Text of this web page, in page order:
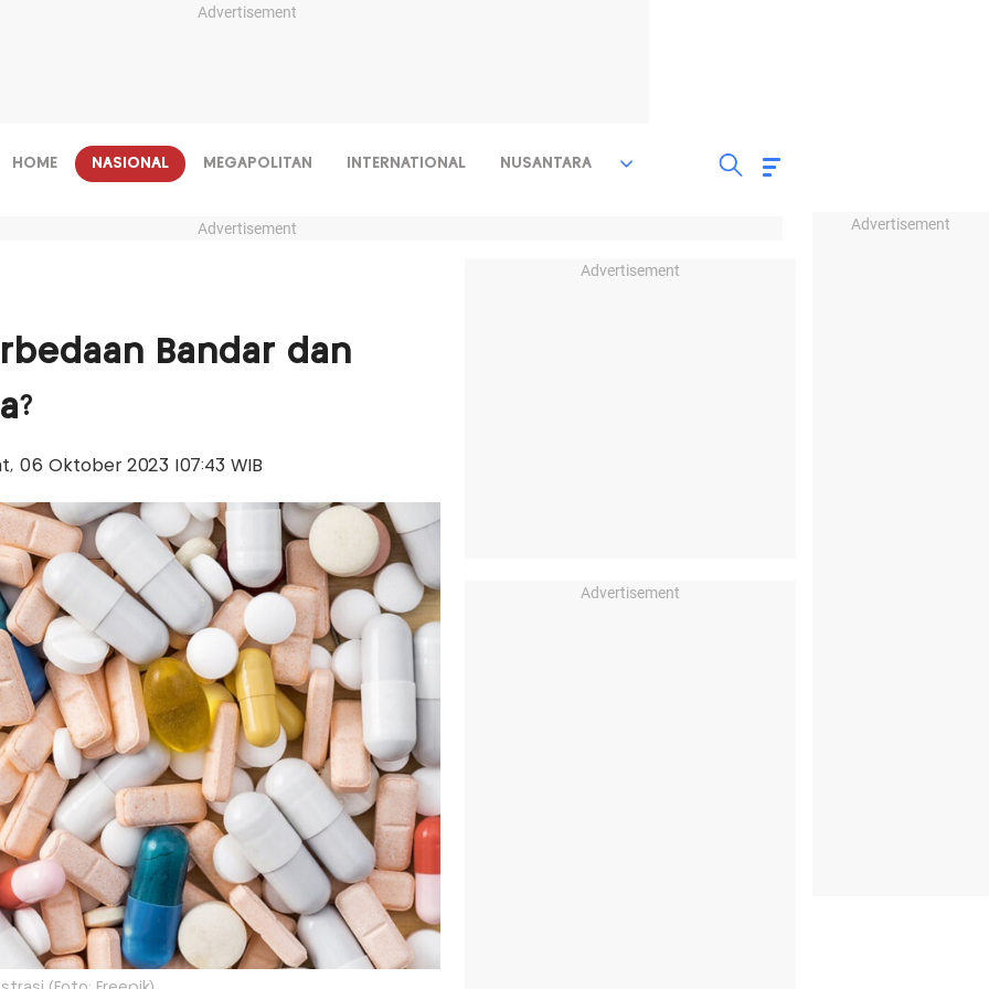
Advertisement
Advertisement
HOME NASIONAL MEGAPOLITAN INTERNATIONAL NUSANTARA
Advertisement
Bandar dan
06 Oktober 2023 |07:43 WIB
Advertisement
Advertisement